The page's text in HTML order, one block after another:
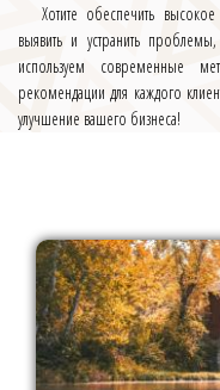
Хотите обеспечить
выявить и устранить
используем современные
рекомендации для каждого
улучшение вашего бизнеса!